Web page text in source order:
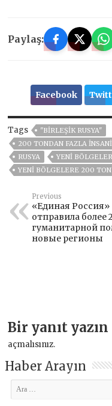
Paylaş:
Facebook
Tags
"BIRLEŞIK RUSYA"
200 TONDAN FAZLA
RUSYA
YENI
YENI BÖLGELERE 200
Previous
«Единая Россия»
отправила более
гуманитарной
новые регионы
Bir yanıt yazın
açmalısınız.
Haber Arayın